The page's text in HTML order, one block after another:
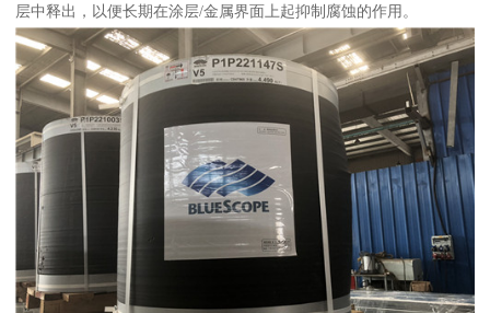
层中释出，以便长期在涂层/金属界面上起抑制腐蚀的作用。